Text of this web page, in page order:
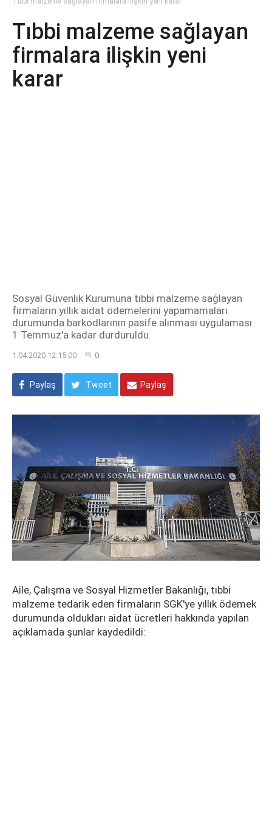
Tıbbi malzeme sağlayan
firmalara ilişkin yeni
karar
Sosyal Güvenlik Kurumuna tıbbi malzeme sağlayan
firmaların yıllık aidat ödemelerini yapamamaları
durumunda barkodlarının pasife alınması uygulaması
1 Temmuz'a kadar durduruldu.
1.04.2020 12:15:00 0
Paylaş Tweet Paylaş
Aile, Çalışma ve Sosyal Hizmetler Bakanlığı, tıbbi
malzeme tedarik eden firmaların SGK'ye yıllık ödemek
durumunda oldukları aidat ücretleri hakkında yapılan
açıklamada şunlar kaydedildi: